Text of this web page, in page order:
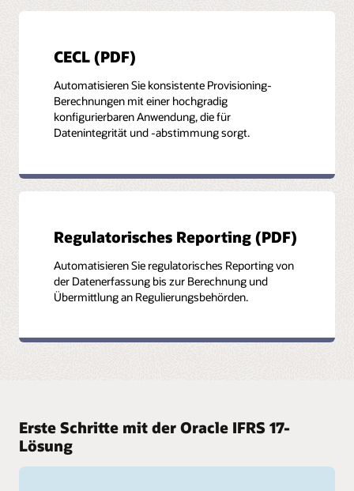
CECL (PDF)
Automatisieren Sie konsistente Provisioning-
Berechnungen mit einer hochgradig
konfigurierbaren Anwendung, die für
Datenintegrität und -abstimmung sorgt.
Regulatorisches Reporting (PDF)
Automatisieren Sie regulatorisches Reporting von
der Datenerfassung bis zur Berechnung und
Übermittlung an Regulierungsbehörden.
Erste Schritte mit der Oracle IFRS 17-
Lösung